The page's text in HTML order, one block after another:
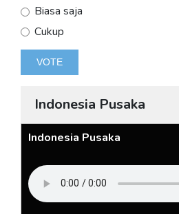
Biasa saja
Cukup
Indonesia Pusaka
Indonesia Pusaka